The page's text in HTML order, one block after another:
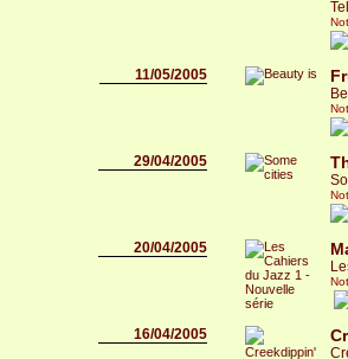
11/05/2005
29/04/2005
20/04/2005
16/04/2005